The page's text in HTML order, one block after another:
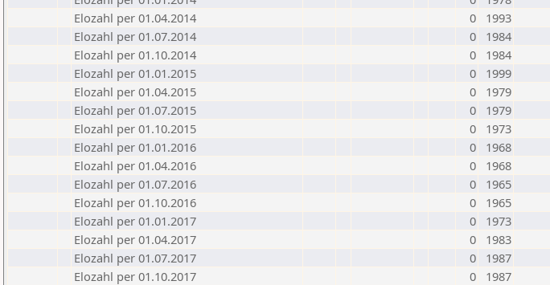
Elozahl per 01.04.2014
0
1993
Elozahl per 01.07.2014
0
1984
Elozahl per 01.10.2014
0
1984
Elozahl per 01.01.2015
0
1999
Elozahl per 01.04.2015
0
1979
Elozahl per 01.07.2015
0
1979
Elozahl per 01.10.2015
0
1973
Elozahl per 01.01.2016
0
1968
Elozahl per 01.04.2016
0
1968
Elozahl per 01.07.2016
0
1965
Elozahl per 01.10.2016
0
1965
Elozahl per 01.01.2017
0
1973
Elozahl per 01.04.2017
0
1983
Elozahl per 01.07.2017
0
1987
Elozahl per 01.10.2017
0
1987